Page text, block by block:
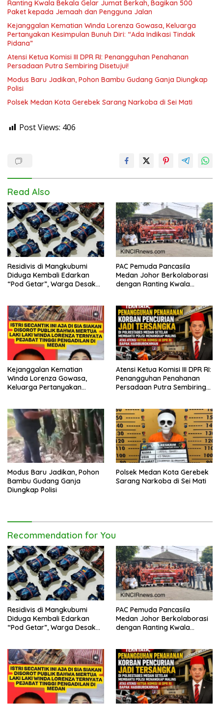
Ranting Kwala Bekala Gelar Jumat Berkah, Bagikan 500
Paket kepada Jemaah dan Pengguna Jalan
Kejanggalan Kematian Winda Lorenza Gowasa, Keluarga
Pertanyakan Kesimpulan Bunuh Diri: “Ada Indikasi Tindak
Pidana”
Atensi Ketua Komisi III DPR RI: Penangguhan Penahanan
Persadaan Putra Sembiring Disetujui!
Modus Baru Jadikan, Pohon Bambu Gudang Ganja Diungkap
Polisi
Polsek Medan Kota Gerebek Sarang Narkoba di Sei Mati
Post Views: 406
Read Also
Residivis di Mangkubumi
Diduga Kembali Edarkan
“Pod Getar”, Warga Desak
PAC Pemuda Pancasila
Medan Johor Berkolaborasi
dengan Ranting Kwala
Jemaah dan Pengguna Jalan
Kejanggalan Kematian
Winda Lorenza Gowasa,
Keluarga Pertanyakan
Atensi Ketua Komisi III DPR RI:
Penangguhan Penahanan
Persadaan Putra Sembiring
Modus Baru Jadikan, Pohon
Bambu Gudang Ganja
Diungkap Polisi
Polsek Medan Kota Gerebek
Sarang Narkoba di Sei Mati
Recommendation for You
Residivis di Mangkubumi
Diduga Kembali Edarkan
“Pod Getar”, Warga Desak
PAC Pemuda Pancasila
Medan Johor Berkolaborasi
dengan Ranting Kwala
Jemaah dan Pengguna Jalan